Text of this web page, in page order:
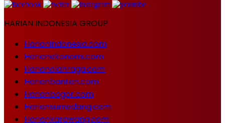
HARIAN INDONESIA GROUP
Harianindonesia.com
Harianekonomi.com
Harianolahraga.com
Harianbanten.com
Harianbogor.com
Hariansumedang.com
Hariankarawang.com